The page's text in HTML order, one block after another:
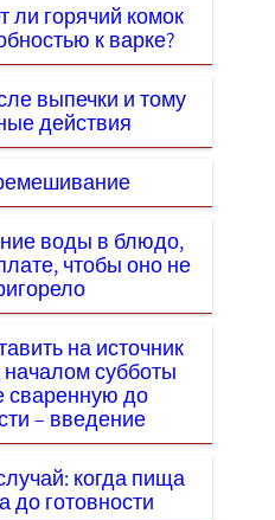
ли горячий комок
к варке?
выпечки и тому
действия
воды в блюдо,
чтобы оно не
на источник
субботы
сваренную до
– введение
когда пища
до готовности